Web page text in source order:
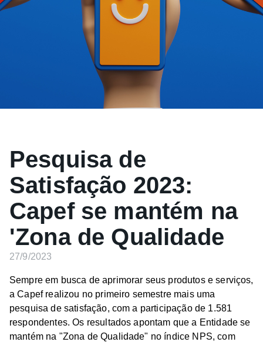
Pesquisa de
Satisfação 2023:
Capef se mantém na
'Zona de Qualidade
27/9/2023
Sempre em busca de aprimorar seus produtos e serviços,
a Capef realizou no primeiro semestre mais uma
pesquisa de satisfação, com a participação de 1.581
respondentes. Os resultados apontam que a Entidade se
mantém na "Zona de Qualidade" no índice NPS, com